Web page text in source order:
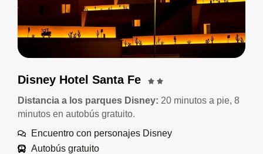
Disney Hotel Santa Fe
Distancia a los parques Disney: 20 minutos a pie, 8
minutos en autobús gratuito.
Encuentro con personajes Disney
Autobús gratuito